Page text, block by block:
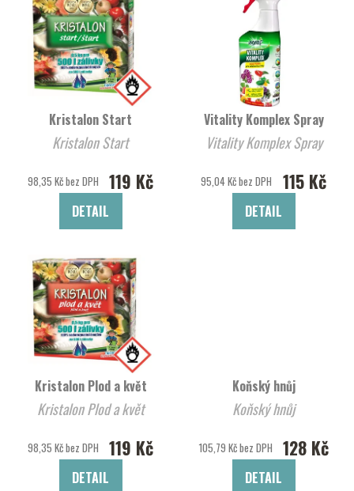
Kristalon Start
Kristalon Start
98,35 Kč bez DPH 119 Kč
DETAIL
Vitality Komplex Spray
Vitality Komplex Spray
95,04 Kč bez DPH 115 Kč
DETAIL
Kristalon Plod a květ
Kristalon Plod a květ
98,35 Kč bez DPH 119 Kč
DETAIL
Koňský hnůj
Koňský hnůj
105,79 Kč bez DPH 128 Kč
DETAIL